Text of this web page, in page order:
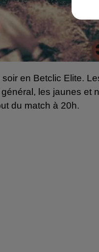
en Betclic Elite.
les jaunes et
du match à 20h.